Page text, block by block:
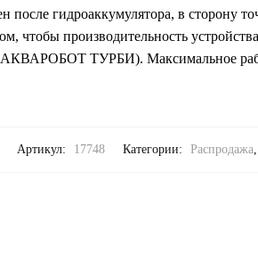
после гидроаккумулятора, в сторону
чтобы производительность
АКВАРОБОТ ТУРБИ). Максимальное
Артикул: 17748 Категории: Распродажа,